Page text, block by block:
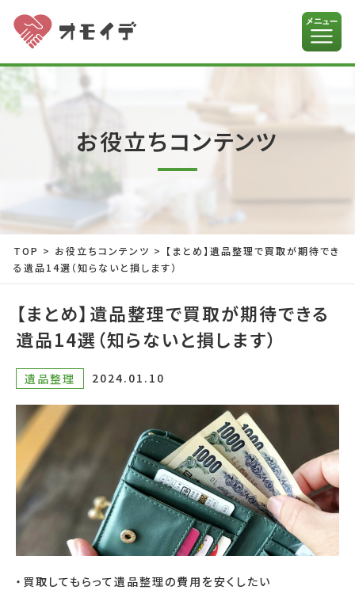
お役立ちコンテンツ
TOP > お役立ちコンテンツ > 【まとめ】遺品整理で買取が期待でき
る遺品14選（知らないと損します）
【まとめ】遺品整理で買取が期待できる
遺品14選（知らないと損します）
遺品整理 2024.01.10
・買取してもらって遺品整理の費用を安くしたい